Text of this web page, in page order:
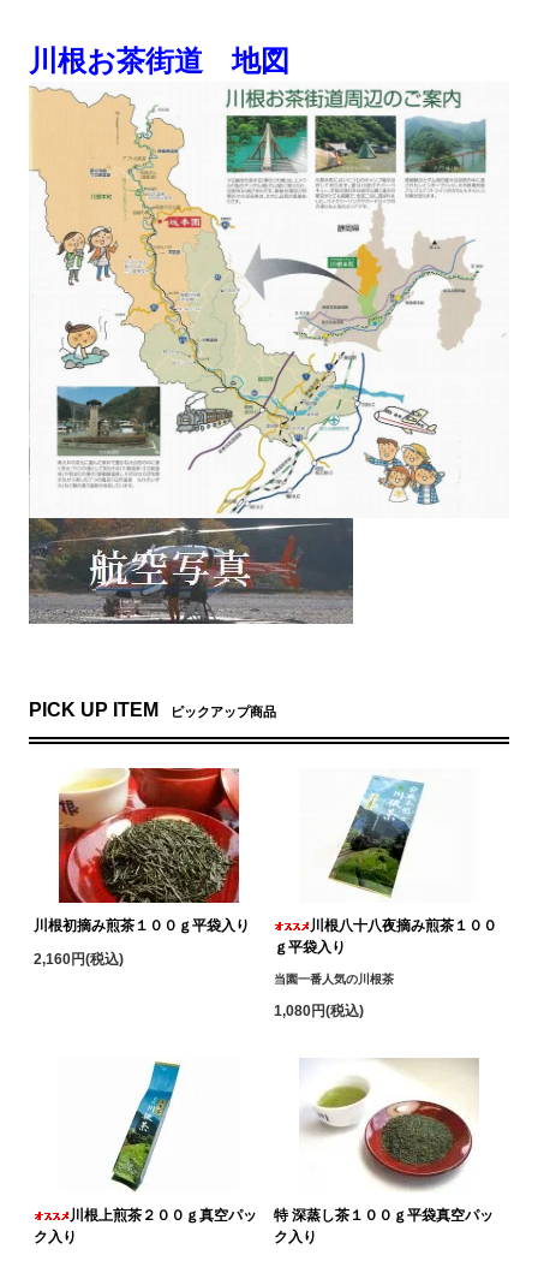
川根お茶街道 地図
PICK UP ITEM ピックアップ商品
川根初摘み煎茶１００ｇ平袋入り
2,160円(税込)
川根八十八夜摘み煎茶１００
ｇ平袋入り
当園一番人気の川根茶
1,080円(税込)
川根上煎茶２００ｇ真空パッ
ク入り
特 深蒸し茶１００ｇ平袋真空パッ
ク入り